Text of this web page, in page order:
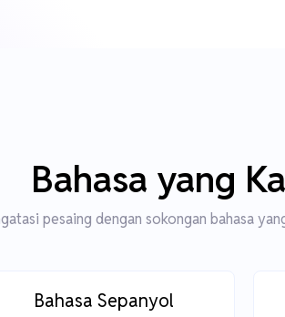
Bahasa yang
pesaing dengan sokongan bahasa
Bahasa Sepanyol